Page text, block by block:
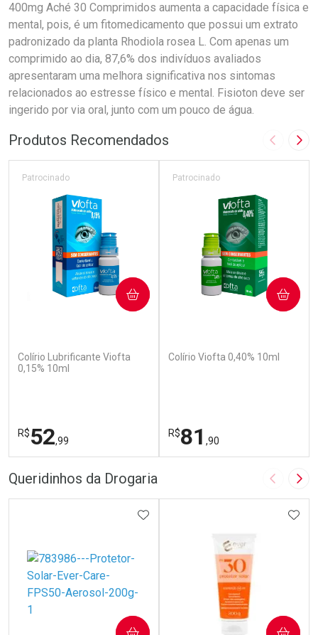
400mg Aché 30 Comprimidos aumenta a capacidade física e
mental, pois, é um fitomedicamento que possui um extrato
padronizado da planta Rhodiola rosea L. Com apenas um
comprimido ao dia, 87,6% dos indivíduos avaliados
apresentaram uma melhora significativa nos sintomas
relacionados ao estresse físico e mental. Fisioton deve ser
ingerido por via oral, junto com um pouco de água.
Produtos Recomendados Imagem
Colírio Lubrificante Viofta
0,15% 10ml
Patrocinado
R$52,99
COMPRAR
Colírio Viofta 0,40% 10ml
Patrocinado
R$81 ,90
COMPRAR
Queridinhos da Drogaria Imagem
ADICIONAR AOS FAVORITOS
COMPRAR COMPRAR